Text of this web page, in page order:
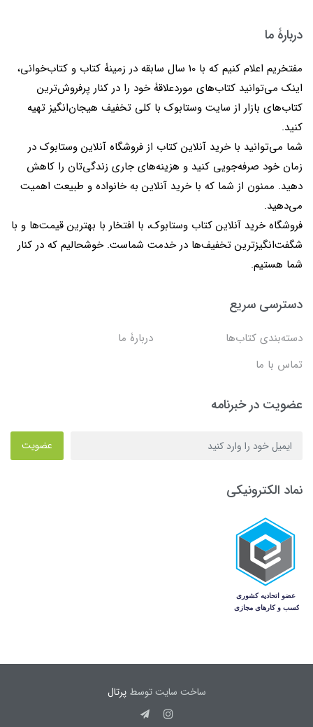
دربارۀ ما
مفتخریم اعلام کنیم که با 10 سال سابقه در زمینۀ کتاب و کتاب‌خوانی،
اینک می‌توانید کتاب‌های موردعلاقۀ خود را در کنار پرفروش‌ترین
کتاب‌های بازار از سایت وستابوک با کلی تخفیف هیجان‌انگیز تهیه
کنید.
شما می‌توانید با خرید آنلاین کتاب از فروشگاه آنلاین وستابوک در
زمان خود صرفه‌جویی کنید و هزینه‌های جاری زندگی‌تان را کاهش
دهید. ممنون از شما که با خرید آنلاین به خانواده و طبیعت اهمیت
می‌دهید.
فروشگاه خرید آنلاین کتاب وستابوک، با افتخار با بهترین قیمت‌ها و با
شگفت‌انگیزترین تخفیف‌ها در خدمت شماست. خوشحالیم که در کنار
شما هستیم.
دسترسی سریع
دسته‌بندی کتاب‌ها
دربارۀ ما
تماس با ما
عضویت در خبرنامه
عضویت
نماد الکترونیکی
ساخت سایت توسطپرتال